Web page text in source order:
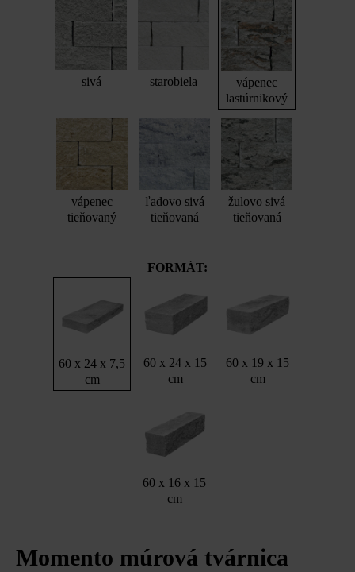
sivá starobiela
vápenec
lastúrnikový
vápenec
tieňovaný
ľadovo sivá
tieňovaná
žulovo sivá
tieňovaná
FORMÁT:
60 x 24 x 7,5
cm
60 x 24 x 15
cm
60 x 19 x 15
cm
60 x 16 x 15
cm
Momento múrová tvárnica